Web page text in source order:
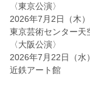
〈東京公演〉
2026年7月2日（木）
東京芸術センター天
〈大阪公演〉
2026年7月22日（水
近鉄アート館